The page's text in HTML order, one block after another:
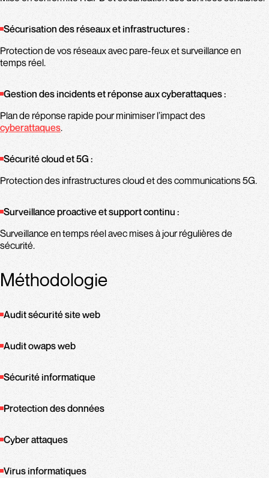
Sécurisation des réseaux et infrastructures :
Protection de vos réseaux avec pare-feux et surveillance en
temps réel.
Gestion des incidents et réponse aux cyberattaques :
Plan de réponse rapide pour minimiser l’impact des
cyberattaques.
Sécurité cloud et 5G :
Protection des infrastructures cloud et des communications 5G.
Surveillance proactive et support continu :
Surveillance en temps réel avec mises à jour régulières de
sécurité.
Méthodologie
Audit sécurité site web
Audit owaps web
Sécurité informatique
Protection des données
Cyber attaques
Virus informatiques